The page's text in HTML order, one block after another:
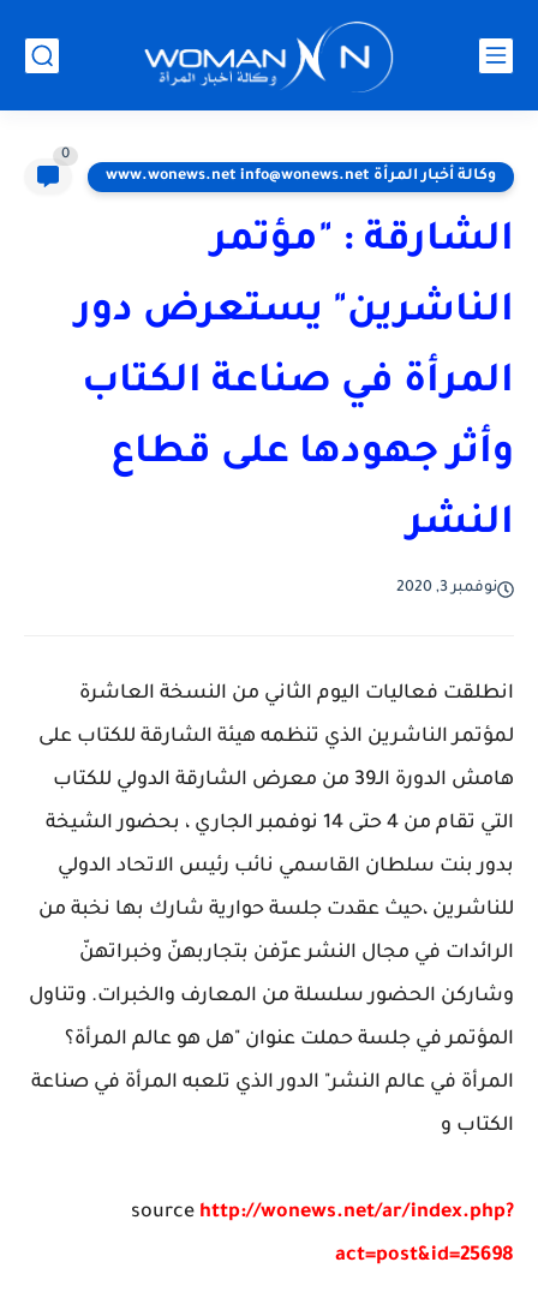
وكالة أخبار المرأة www.wonews.net info@wonews.net
0
الشارقة : "مؤتمر
الناشرين" يستعرض دور
المرأة في صناعة الكتاب
وأثر جهودها على قطاع
النشر
نوفمبر 3, 2020
انطلقت فعاليات اليوم الثاني من النسخة العاشرة
لمؤتمر الناشرين الذي تنظمه هيئة الشارقة للكتاب على
هامش الدورة الـ39 من معرض الشارقة الدولي للكتاب
التي تقام من 4 حتى 14 نوفمبر الجاري ، بحضور الشيخة
بدور بنت سلطان القاسمي نائب رئيس الاتحاد الدولي
للناشرين ،حيث عقدت جلسة حوارية شارك بها نخبة من
الرائدات في مجال النشر عرّفن بتجاربهنّ وخبراتهنّ
وشاركن الحضور سلسلة من المعارف والخبرات. وتناول
المؤتمر في جلسة حملت عنوان "هل هو عالم المرأة؟
المرأة في عالم النشر" الدور الذي تلعبه المرأة في صناعة
الكتاب و
source http://wonews.net/ar/index.php?
act=post&id=25698